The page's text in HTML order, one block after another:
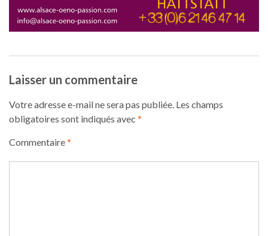
Laisser un commentaire
Votre adresse e-mail ne sera pas publiée. Les champs
obligatoires sont indiqués avec *
Commentaire*